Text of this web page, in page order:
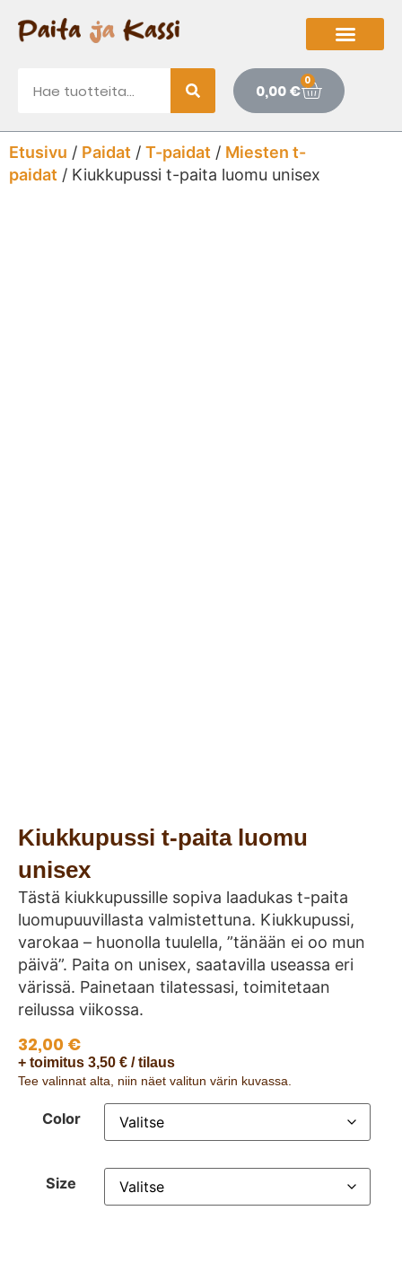
0,00€
0
Etusivu / Paidat / T-paidat / Miesten t-
paidat / Kiukkupussi t-paita luomu unisex
Kiukkupussi t-paita luomu
unisex
Tästä kiukkupussille sopiva laadukas t-paita
luomupuuvillasta valmistettuna. Kiukkupussi,
varokaa – huonolla tuulella, ”tänään ei oo mun
päivä”. Paita on unisex, saatavilla useassa eri
värissä. Painetaan tilatessasi, toimitetaan
reilussa viikossa.
32,00 €
+ toimitus 3,50 € / tilaus
Tee valinnat alta, niin näet valitun värin kuvassa.
Color
Size